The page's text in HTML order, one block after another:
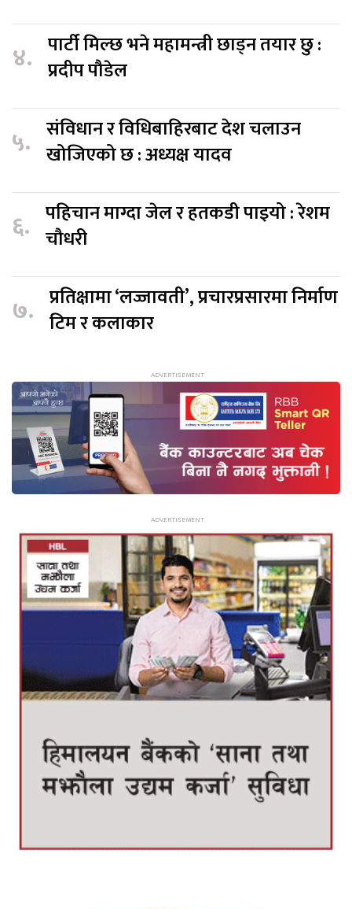
४. पार्टी मिल्छ भने महामन्त्री छाड्न तयार छु :
प्रदीप पौडेल
५. संविधान र विधिबाहिरबाट देश चलाउन
खोजिएको छ : अध्यक्ष यादव
६. पहिचान माग्दा जेल र हतकडी पाइयो : रेशम
चौधरी
७. प्रतिक्षामा ‘लज्जावती’, प्रचारप्रसारमा निर्माण
टिम र कलाकार